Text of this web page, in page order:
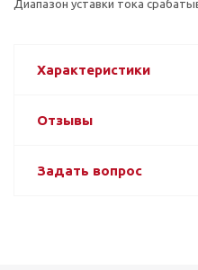
Диапазон уставки тока
Характеристики
Отзывы
Задать вопрос